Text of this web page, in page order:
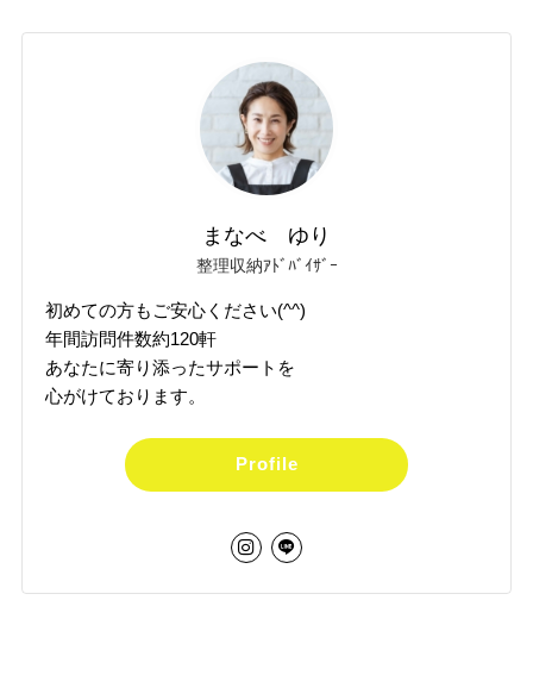
まなべ ゆり
整理収納ｱﾄﾞﾊﾞｲｻﾞｰ
初めての方もご安心ください(^^)
年間訪問件数約120軒
あなたに寄り添ったサポートを
心がけております。
Profile